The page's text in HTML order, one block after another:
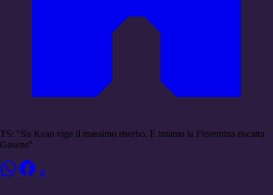
TS: "Su Kean vige il massimo riserbo. E intanto la Fiorentina riscatta
Gosens"